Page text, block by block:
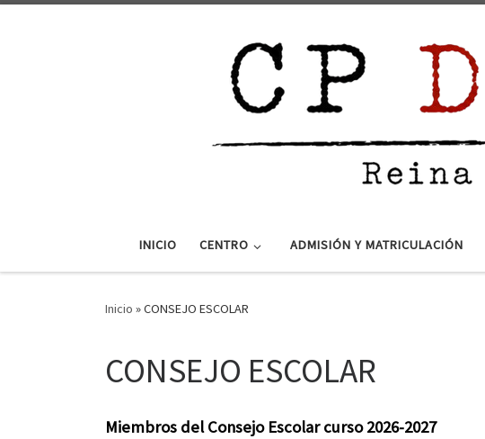
INICIO CENTRO ADMISIÓN Y MATRICULACIÓN
Inicio »CONSEJO ESCOLAR
CONSEJO ESCOLAR
Miembros del Consejo Escolar curso 2026-2027